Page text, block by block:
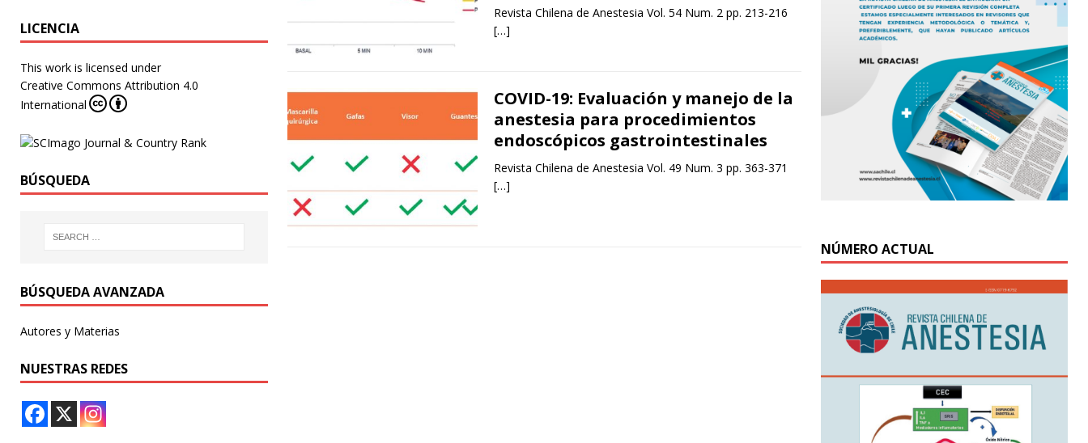
Revista Chilena de Anestesia Vol. 54 Num. 2 pp. 213-216
[…]
COVID-19: Evaluación y manejo de la
anestesia para procedimientos
endoscópicos gastrointestinales
Revista Chilena de Anestesia Vol. 49 Num. 3 pp. 363-371
[…]
LICENCIA
This work is licensed under
Creative Commons Attribution 4.0
International
BÚSQUEDA
BÚSQUEDA AVANZADA
Autores y Materias
NUESTRAS REDES
NÚMERO ACTUAL